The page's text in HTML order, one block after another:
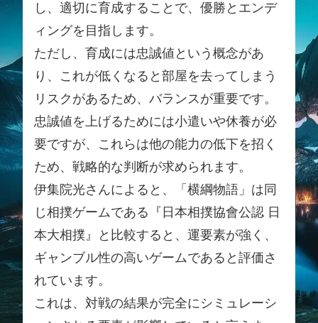
し、適切に育成することで、優勝とエンデ
ィングを目指します。
ただし、育成には忠誠値という概念があ
り、これが低くなると部屋を去ってしまう
リスクがあるため、バランスが重要です。
忠誠値を上げるためには小遣いや休養が必
要ですが、これらは他の能力の低下を招く
ため、戦略的な判断が求められます。
伊集院光さんによると、「横綱物語」は同
じ相撲ゲームである『日本相撲協會公認 日
本大相撲』と比較すると、運要素が強く、
ギャンブル性の高いゲームであると評価さ
れています。
これは、対戦の結果が完全にシミュレーシ